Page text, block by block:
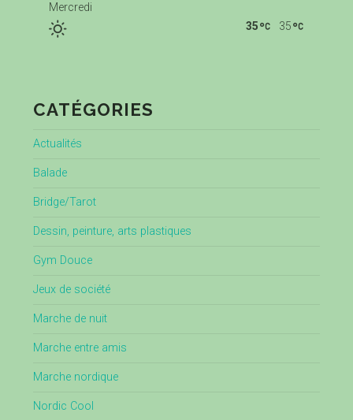
Mercredi
35
35
CATÉGORIES
Actualités
Balade
Bridge/Tarot
Dessin, peinture, arts plastiques
Gym Douce
Jeux de société
Marche de nuit
Marche entre amis
Marche nordique
Nordic Cool